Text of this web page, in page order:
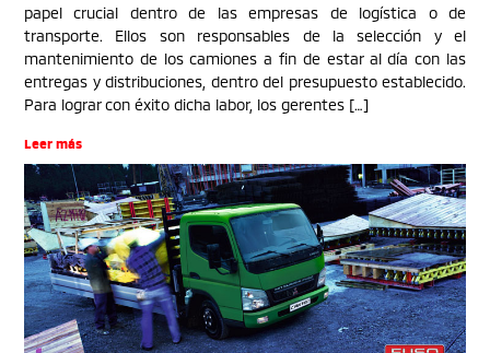
papel crucial dentro de las empresas de logística o de
transporte. Ellos son responsables de la selección y el
mantenimiento de los camiones a fin de estar al día con las
entregas y distribuciones, dentro del presupuesto establecido.
Para lograr con éxito dicha labor, los gerentes […]
Leer más